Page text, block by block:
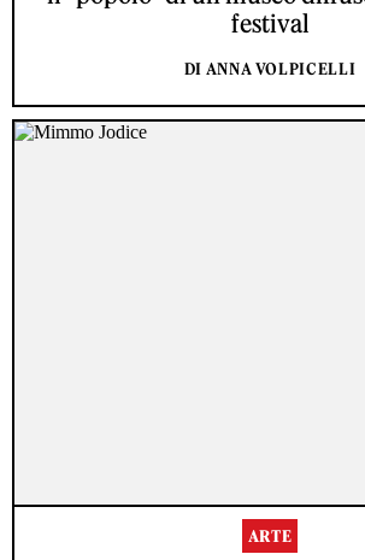
festival
DI ANNA VOLPICELLI
ARTE